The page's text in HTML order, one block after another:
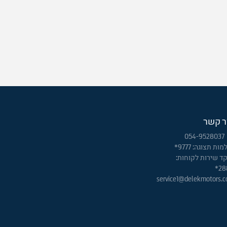
קשר
054-9528037
תצוגה: 9777*
שירות לקוחות: